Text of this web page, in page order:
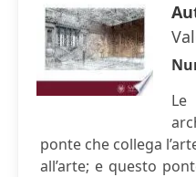
ponte che collega
all’arte; e questo